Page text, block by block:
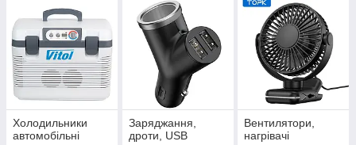
Холодильники
автомобільні
Заряджання,
дроти, USB
Вентилятори,
нагрівачі